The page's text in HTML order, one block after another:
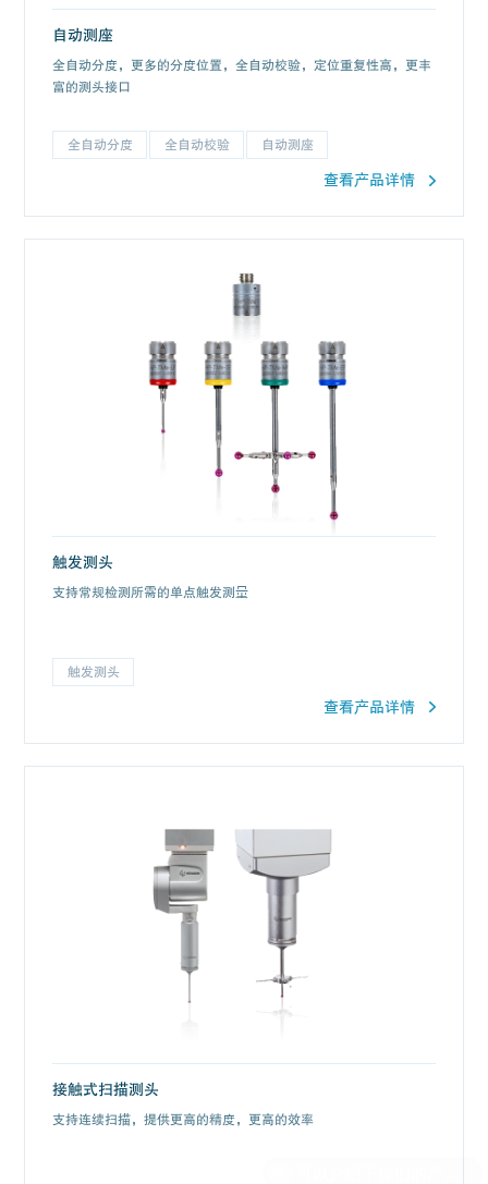
自动测座
全自动分度，更多的分度位置，全自动校验，定位重复性高，更丰
富的测头接口
全自动分度 全自动校验 自动测座
查看产品详情
触发测头
支持常规检测所需的单点触发测量
触发测头
查看产品详情
接触式扫描测头
支持连续扫描，提供更高的精度，更高的效率